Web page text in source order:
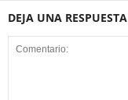
DEJA UNA RESPUESTA